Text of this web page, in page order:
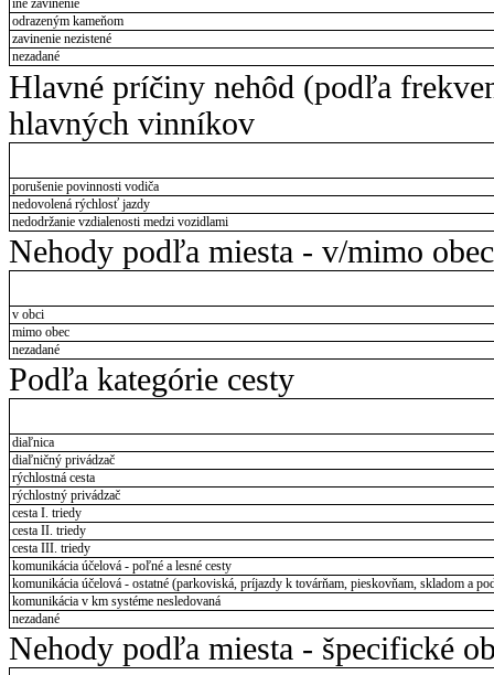
iné zavinenie
odrazeným kameňom
zavinenie nezistené
nezadané
Hlavné príčiny nehôd (podľa
hlavných vinníkov
porušenie povinnosti vodiča
nedovolená rýchlosť jazdy
nedodržanie vzdialenosti medzi vozidlami
Nehody podľa miesta - v/mimo obec
v obci
mimo obec
nezadané
Podľa kategórie cesty
diaľnica
diaľničný privádzač
rýchlostná cesta
rýchlostný privádzač
cesta I. triedy
cesta II. triedy
cesta III. triedy
komunikácia účelová - poľné a lesné cesty
komunikácia účelová - ostatné (parkoviská, príjazdy k továrňam, pieskovňam, skladom a
komunikácia v km systéme nesledovaná
nezadané
Nehody podľa miesta - špecifické